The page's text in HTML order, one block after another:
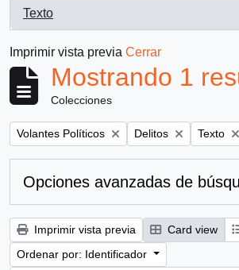
Texto
, 1 resultados
Imprimir vista previa Cerrar
Mostrando 1
Colecciones
Remove filter:
Volantes Políticos Remove filter:
Delitos Remove
Texto
Opciones avanzadas de
Imprimir vista previa Card view
Ordenar por: Identificador